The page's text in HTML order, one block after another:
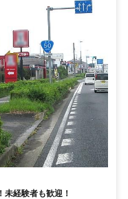
経験者も歓迎！